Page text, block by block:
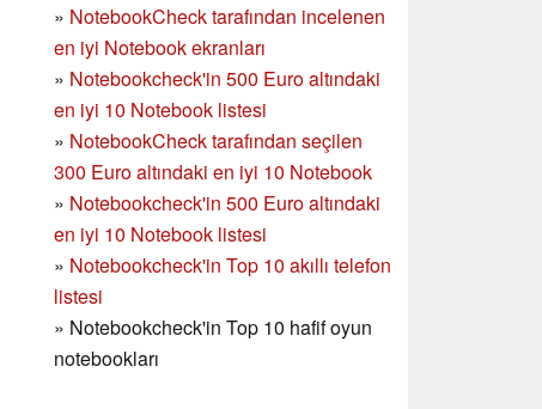
» NotebookCheck tarafından incelenen
en iyi Notebook ekranları
» Notebookcheck'in 500 Euro altındaki
en iyi 10 Notebook listesi
» NotebookCheck tarafından seçilen
300 Euro altındaki en iyi 10 Notebook
» Notebookcheck'in 500 Euro altındaki
en iyi 10 Notebook listesi
» Notebookcheck'in Top 10 akıllı telefon
listesi
» Notebookcheck'in Top 10 hafif oyun
notebookları